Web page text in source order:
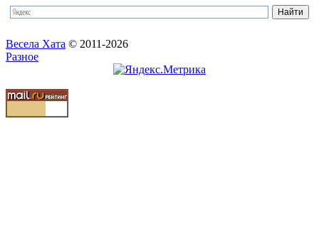
Весела Хата © 2011-2026
Разное